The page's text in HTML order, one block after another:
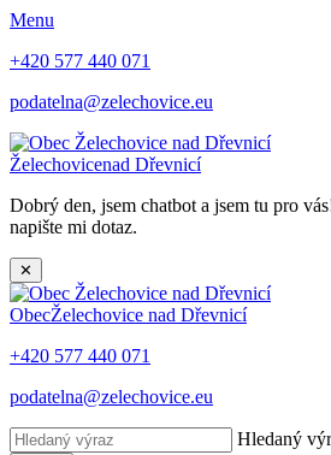
Menu
+420 577 440 071
podatelna@zelechovice.eu
Želechovicenad Dřevnicí
Dobrý den, jsem chatbot a jsem tu pro
napište mi dotaz.
✕
ObecŽelechovice nad Dřevnicí
+420 577 440 071
podatelna@zelechovice.eu
Hledaný